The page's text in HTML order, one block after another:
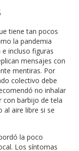
tiene tan pocos
la pandemia
incluso figuras
mensajes con
mentiras. Por
colectivo debe
no inhalar
con barbijo de tela
al aire libre si se
la poco
Los síntomas